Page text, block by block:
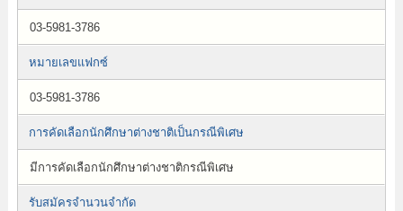
03-5981-3786
หมายเลขแฟกซ์
03-5981-3786
การคัดเลือกนักศึกษาต่างชาติเป็นกรณีพิเศษ
มีการคัดเลือกนักศึกษาต่างชาติกรณีพิเศษ
รับสมัครจำนวนจำกัด